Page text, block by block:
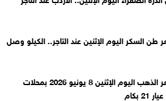
طن السكر اليوم الإثنين عند التاجر.. الكيلو وصل
تراجع سعر الذهب اليوم الإثنين 8 يونيو 2026 بمحلات
بكام